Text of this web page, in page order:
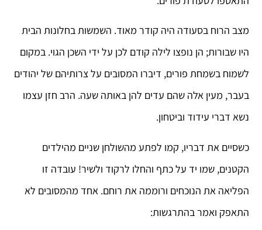
מצב הרוח בסעודה היה קודר מאוד. השמשות בחלונות הבית
היו שבורות; הן נופצו לילה קודם לכן על ידי השכן הגוי. במקום
לשמוח בשמחת פורים, דיברו המסובים על צרותיהם של יהודים
בעבר, מעין אלה שהם עדים להן באותה שעה. הרב חזן עצמו
נשא דברי עידוד וביטחון.
כשסיים את דבריו, קמו לפתע מהשולחן שניים מהילדים
הקטנים, שמו יד על כתף והחלו לרקוד ולשיר! עובדה זו
הפליאה את הנוכחים ורוממה את רוחם. אחד מהמסובים לא
התאפק ואמר בהתרגשות: